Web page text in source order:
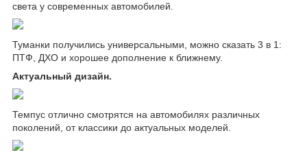
света у современных автомобилей.
Туманки получились универсальными, можно сказать 3 в 1:
ПТФ, ДХО и хорошее дополнение к ближнему.
Актуальный дизайн.
Темпус отлично смотрятся на автомобилях различных
поколений, от классики до актуальных моделей.